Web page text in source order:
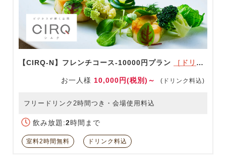
【CIRQ-N】フレンチコース-10000円プラン ［ドリンク充実！］
お一人様 10,000円(税別)～ (ドリンク料込)
フリードリンク2時間つき・会場使用料込
飲み放題:2時間まで
室料2時間無料 ドリンク料込